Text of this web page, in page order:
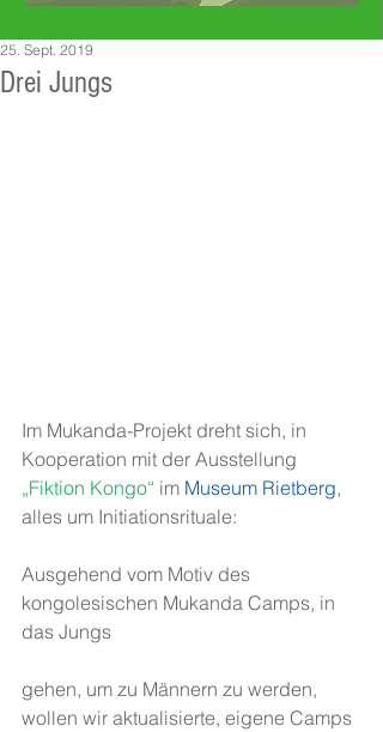
Drei Jungs
25. Sept. 2019
Im Mukanda-Projekt dreht sich, in
Kooperation mit der Ausstellung
„Fiktion Kongo“ im Museum Rietberg,
alles um Initiationsrituale:
Ausgehend vom Motiv des
kongolesischen Mukanda Camps, in
das Jungs
gehen, um zu Männern zu werden,
wollen wir aktualisierte, eigene Camps